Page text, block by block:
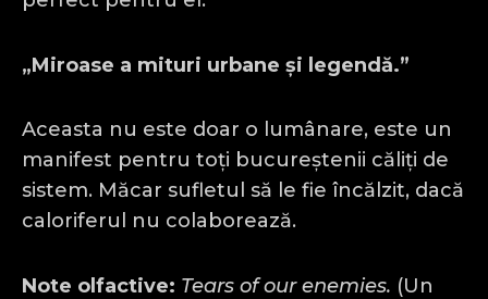
„Miroase a mituri urbane și legendă.”
Aceasta nu este doar o lumânare, este un
manifest pentru toți bucureștenii căliți de
sistem. Măcar sufletul să le fie încălzit, dacă
caloriferul nu colaborează.
Note olfactive: Tears of our enemies. (Un